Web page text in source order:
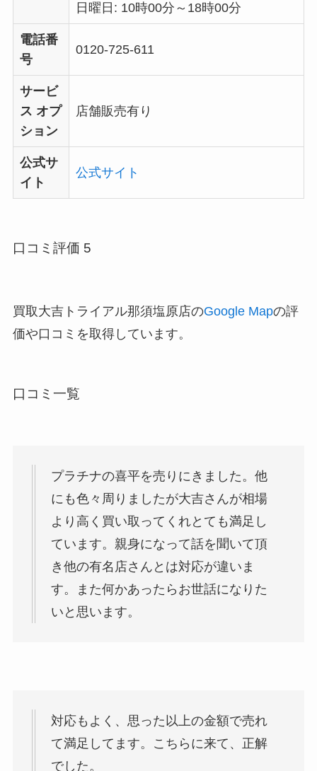
日曜日: 10時00分～18時00分
電話番
号
0120-725-611
サービ
ス オプ
ション
店舗販売有り
公式サ
イト
公式サイト
口コミ評価 5
買取大吉トライアル那須塩原店のGoogle Mapの評
価や口コミを取得しています。
口コミ一覧
プラチナの喜平を売りにきました。他
にも色々周りましたが大吉さんが相場
より高く買い取ってくれとても満足し
ています。親身になって話を聞いて頂
き他の有名店さんとは対応が違いま
す。また何かあったらお世話になりた
いと思います。
対応もよく、思った以上の金額で売れ
て満足してます。こちらに来て、正解
でした。